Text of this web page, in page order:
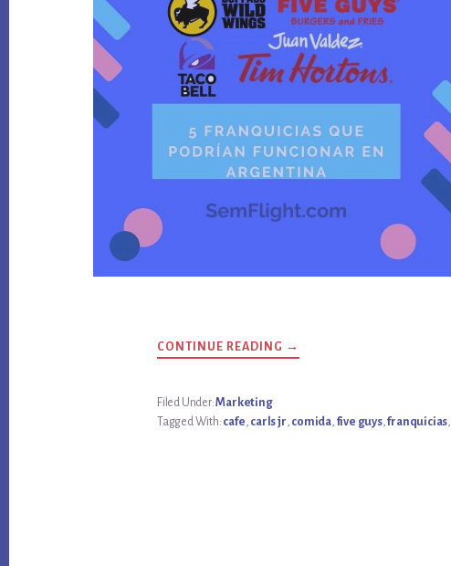
CONTINUE READING ABOUT
5
EN
→
Filed Under:Marketing
Tagged With: cafe, carls jr, comida, five guys,franquicias,